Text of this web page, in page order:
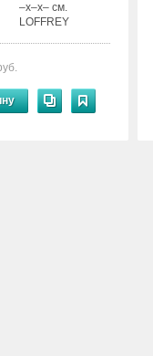
–x–x– см.
LOFFREY